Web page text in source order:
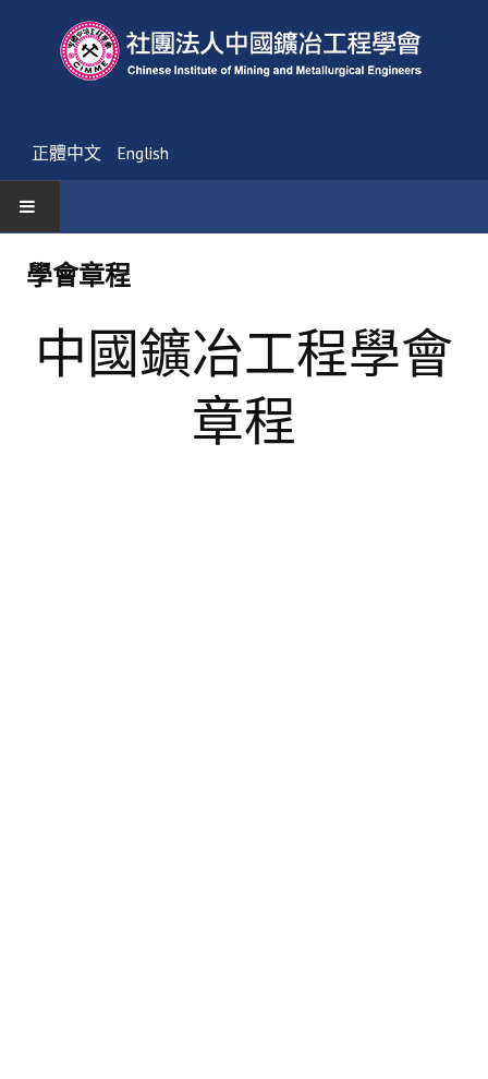
正體中文 English
首頁
活動通告
學會章程
中國鑛冶工程學會
章程